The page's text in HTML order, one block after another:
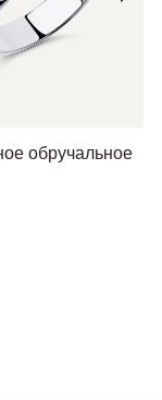
обручальное